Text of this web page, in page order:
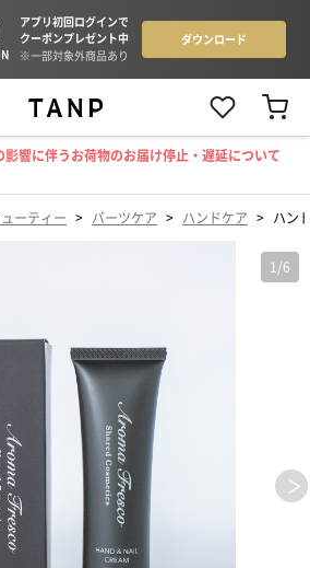
影響に伴うお荷物のお届け停止・遅延について
ーティー > パーツケア > ハンドケア > ハン
1 /6